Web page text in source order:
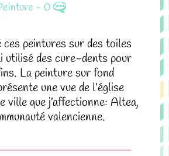
- 0
ces peintures sur des toiles
utilisé des cure-dents pour
La peinture sur fond
une vue de l’église
ville que j’affectionne: Altea,
valencienne.